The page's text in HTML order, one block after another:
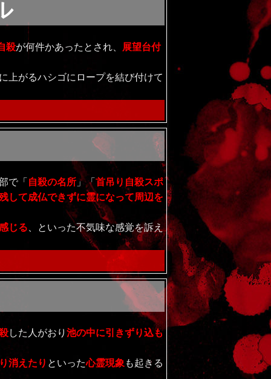
殺が何件かあったとされ、 展望台付
上がるハシゴにロープを結び付けて
で「 自殺の名所 」「首吊り自殺スポ
して成仏できずに霊になって周辺を
じる 、といった不気味な感覚を訴え
した人がおり池の中に引きずり込も
消えたり といった心霊現象 も起きる